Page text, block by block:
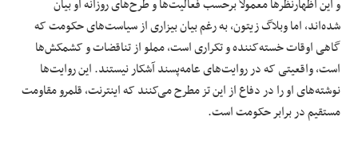
و این اظهارنظرها معمولاً برحسب فعالیت‌ها و طرح‌های روزانه او بیان
شده‌اند، اما وبلاگ زیتون، به رغم بیان بیزاری از سیاست‌های حکومت که
گاهی اوقات خسته‌کننده و تکراری است، مملو از تناقضات و کشمکش‌ها
است، واقعیتی که در روایت‌های عامه‌پسند آشکار نیستند. این روایت‌ها
نوشته‌های او را در دفاع از این تز مطرح می‌کنند که اینترنت، قلمرو مقاومت
مستقیم در برابر حکومت است.